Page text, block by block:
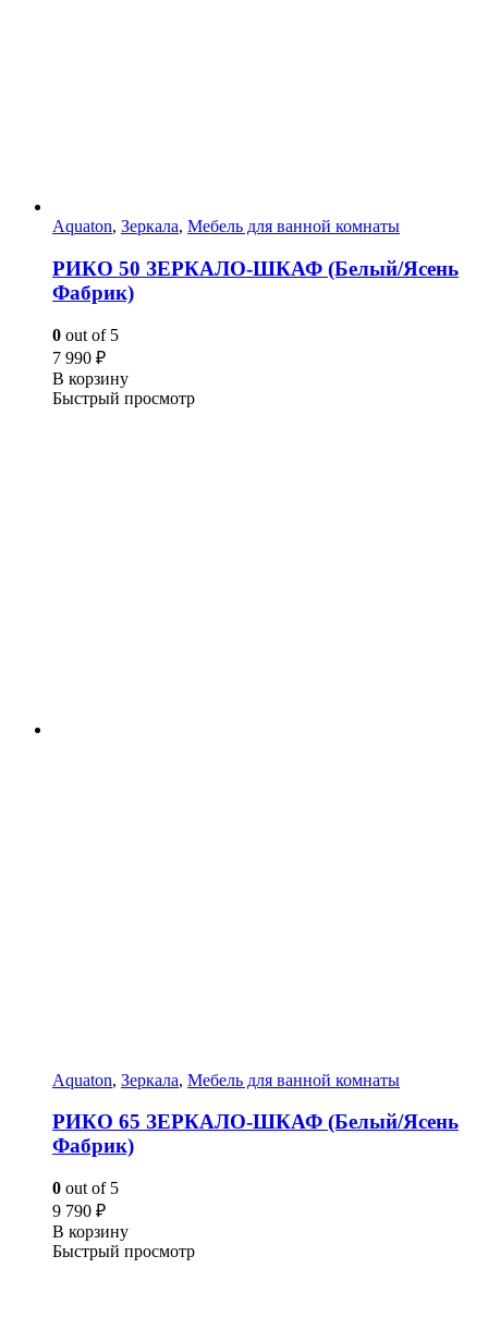
Aquaton, Зеркала, Мебель для ванной комнаты
РИКО 50 ЗЕРКАЛО-ШКАФ (Белый/Ясень
Фабрик)
0 out of 5
7 990 ₽
В корзину
Быстрый просмотр
Aquaton, Зеркала, Мебель для ванной комнаты
РИКО 65 ЗЕРКАЛО-ШКАФ (Белый/Ясень
Фабрик)
0 out of 5
9 790 ₽
В корзину
Быстрый просмотр